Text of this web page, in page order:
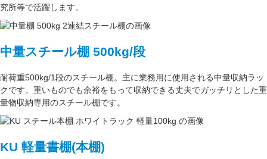
究所等で活躍します。
中量スチール棚 500kg/段
耐荷重500kg/1段のスチール棚。主に業務用に使用される中量収納ラッ
クです。重いものでも余裕をもって収納できる丈夫でガッチリとした重
量物収納専用のスチール棚です。
KU 軽量書棚(本棚)